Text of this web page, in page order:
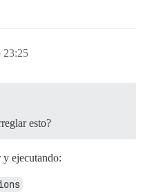
23:25
esto?
ejecutando: